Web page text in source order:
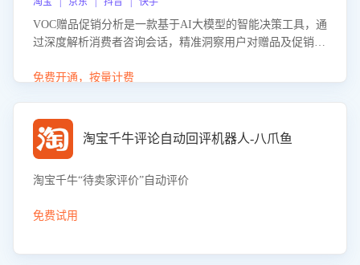
VOC赠品促销分析是一款基于AI大模型的智能决策工具，通
过深度解析消费者咨询会话，精准洞察用户对赠品及促销政
销诉求，帮助企业制定个性化赠品组合策略，优化资源投放
免费开通，按量计费
淘宝千牛评论自动回评机器人-八爪鱼
淘宝千牛“待卖家评价”自动评价
免费试用